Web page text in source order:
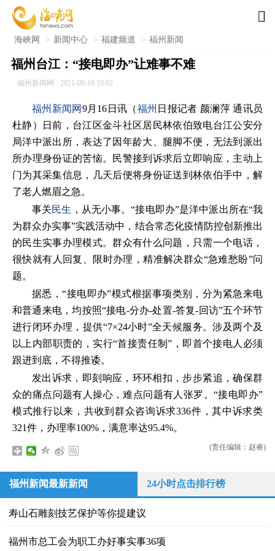

海峡网 > 新闻中心 > 福建频道 > 福州新闻
福州台江：“接电即办”让难事不难
福州新闻网 2021-09-16 10:02
福州新闻网 9月16日讯（福州 日报记者 颜澜萍 通讯员
杜静）日前，台江区金斗社区居民林依伯致电台江公安分
局洋中派出所，表达了因年龄大、腿脚不便，无法到派出
所办理身份证的苦恼。民警接到诉求后立即响应，主动上
门为其采集信息，几天后便将身份证送到林依伯手中，解
了老人燃眉之急。
事关民生 ，从无小事。“接电即办”是洋中派出所在“我
为群众办实事”实践活动中，结合常态化疫情防控创新推出
的民生实事办理模式。群众有什么问题，只需一个电话，
很快就有人回复、限时办理，精准解决群众“急难愁盼”问
题。
据悉，“接电即办”模式根据事项类别，分为紧急来电
和普通来电，均按照“接电-分办-处置-答复-回访”五个环节
进行闭环办理，提供“7×24小时”全天候服务。涉及两个及
以上内部职责的，实行“首接责任制”，即首个接电人必须
跟进到底，不得推诿。
发出诉求，即刻响应，环环相扣，步步紧追，确保群
众的痛点问题有人操心，难点问题有人张罗。“接电即办”
模式推行以来，共收到群众咨询诉求336件，其中诉求类
321件，办理率100%，满意率达95.4%。
(责任编辑：赵睿)
福州新闻最新新闻 24小时点击排行榜
寿山石雕刻技艺保护等你提建议
福州市总工会为职工办好事实事36项